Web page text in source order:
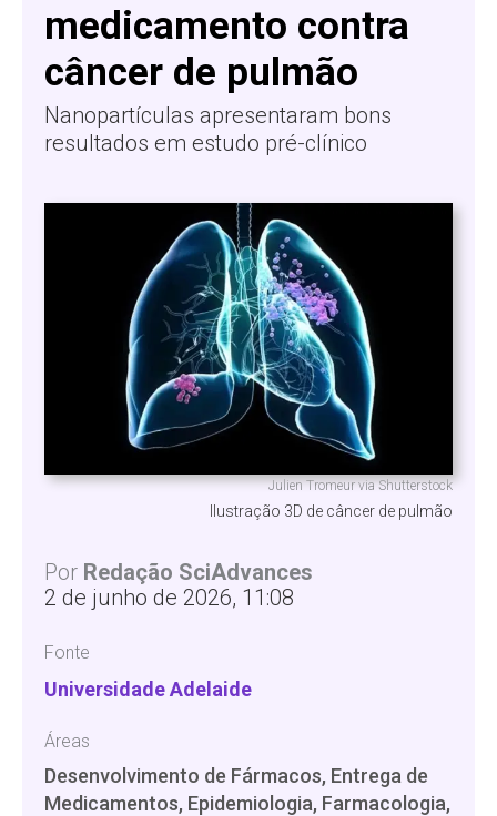
medicamento contra
câncer de pulmão
Nanopartículas apresentaram bons
resultados em estudo pré-clínico
Julien Tromeur via Shutterstock
Ilustração 3D de câncer de pulmão
Por Redação SciAdvances
2 de junho de 2026, 11:08
Fonte
Universidade Adelaide
Áreas
Desenvolvimento de Fármacos, Entrega de
Medicamentos, Epidemiologia, Farmacologia,